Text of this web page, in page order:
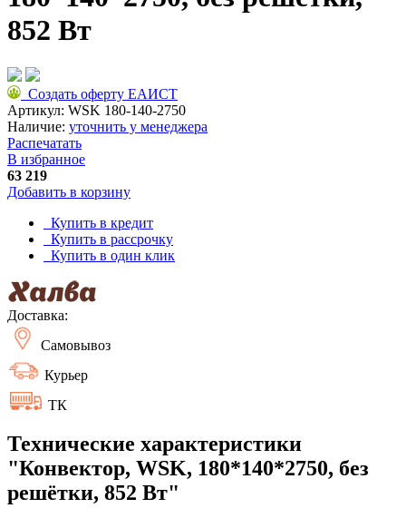
852 Вт
Создать оферту ЕАИСТ
Артикул: WSK 180-140-2750
Наличие: уточнить у менеджера
Распечатать
В избранное
63 219
Добавить в корзину
Купить в кредит
Купить в рассрочку
Купить в один клик
Доставка:
Самовывоз
Курьер
ТК
Технические характеристики
"Конвектор, WSK, 180*140*2750, без
решётки, 852 Вт"